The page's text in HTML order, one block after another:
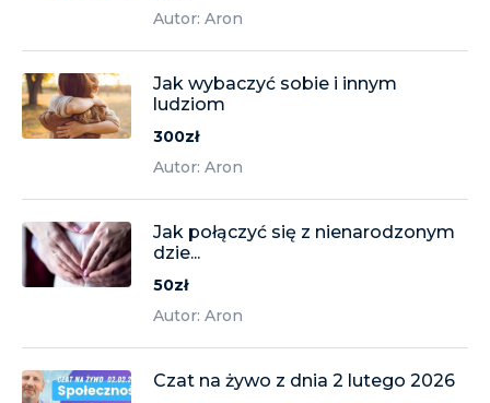
Autor: Aron
Jak wybaczyć sobie i innym
ludziom
300zł
Autor: Aron
Jak połączyć się z nienarodzonym
dzie...
50zł
Autor: Aron
Czat na żywo z dnia 2 lutego 2026